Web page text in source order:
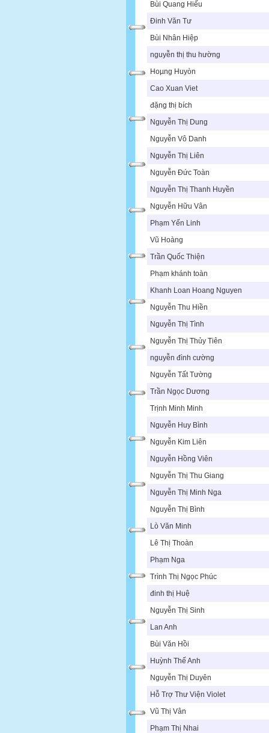
Bùi Quang Hiếu
Đinh Văn Tư
Bùi Nhân Hiệp
nguyễn thị thu hường
Hoµng Huyòn
Cao Xuan Viet
đặng thị bích
Nguyễn Thị Dung
Nguyễn Vô Danh
Nguyễn Thị Liên
Nguyễn Đức Toàn
Nguyễn Thị Thanh Huyền
Nguyễn Hữu Vân
Phạm Yến Linh
Vũ Hoàng
Trần Quốc Thiện
Phạm khánh toàn
Khanh Loan Hoang Nguyen
Nguyễn Thu Hiền
Nguyễn Thị Tình
Nguyễn Thị Thủy Tiên
nguyễn đình cường
Nguyễn Tất Tường
Trần Ngọc Dương
Trịnh Minh Minh
Nguyễn Huy Bình
Nguyễn Kim Liên
Nguyễn Hồng Viên
Nguyễn Thị Thu Giang
Nguyễn Thị Minh Nga
Nguyễn Thị Bình
Lò Văn Minh
Lê Thị Thoàn
Phạm Nga
Trình Thị Ngọc Phúc
đinh thị Huệ
Nguyễn Thị Sinh
Lan Anh
Bùi Văn Hồi
Huỳnh Thế Anh
Nguyễn Thị Duyên
Hỗ Trợ Thư Viện Violet
Vũ Thị Vân
Phạm Thị Nhai